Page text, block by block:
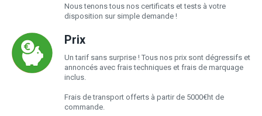
Nous tenons tous nos certificats et tests à votre
disposition sur simple demande !
Prix
Un tarif sans surprise ! Tous nos prix sont dégressifs et
annoncés avec frais techniques et frais de marquage
inclus.
Frais de transport offerts à partir de 5000€ht de
commande.